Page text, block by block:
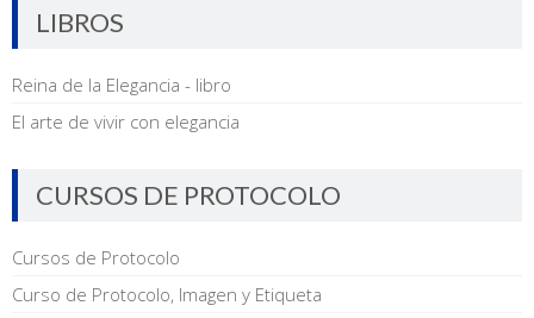
LIBROS
Reina de la Elegancia - libro
El arte de vivir con elegancia
CURSOS DE PROTOCOLO
Cursos de Protocolo
Curso de Protocolo, Imagen y Etiqueta